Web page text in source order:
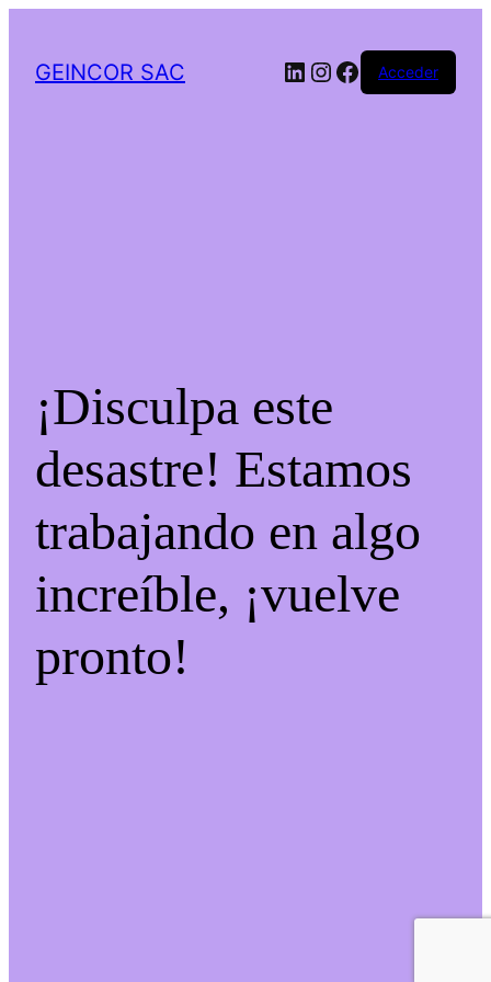
GEINCOR SAC LinkedIn
Instagram
Facebook
Acceder
¡Disculpa este
desastre! Estamos
trabajando en algo
increíble, ¡vuelve
pronto!